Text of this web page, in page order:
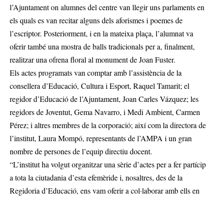
l’Ajuntament on alumnes del centre van llegir uns parlaments en
els quals es van recitar alguns dels aforismes i poemes de
l’escriptor. Posteriorment, i en la mateixa plaça, l’alumnat va
oferir també una mostra de balls tradicionals per a, finalment,
realitzar una ofrena floral al monument de Joan Fuster.
Els actes programats van comptar amb l’assistència de la
consellera d’Educació, Cultura i Esport, Raquel Tamarit; el
regidor d’Educació de l’Ajuntament, Joan Carles Vázquez; les
regidors de Joventut, Gema Navarro, i Medi Ambient, Carmen
Pérez; i altres membres de la corporació; així com la directora de
l’institut, Laura Mompó, representants de l’AMPA i un gran
nombre de persones de l’equip directiu docent.
“L’institut ha volgut organitzar una sèrie d’actes per a fer partícip
a tota la ciutadania d’esta efemèride i, nosaltres, des de la
Regidoria d’Educació, ens vam oferir a col·laborar amb ells en